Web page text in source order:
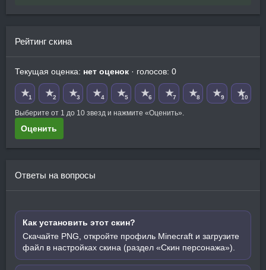
Рейтинг скина
Текущая оценка: нет оценок · голосов: 0
★1 ★2 ★3 ★4 ★5 ★6 ★7 ★8 ★9 ★10
Выберите от 1 до 10 звезд и нажмите «Оценить».
Оценить
Ответы на вопросы
Как установить этот скин?
Скачайте PNG, откройте профиль Minecraft и загрузите
файл в настройках скина (раздел «Скин персонажа»).